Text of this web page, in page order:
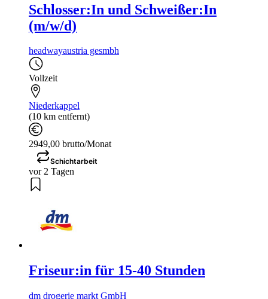
Schlosser:In und Schweißer:In
(m/w/d)
headwayaustria gesmbh
Vollzeit
Niederkappel
(10 km entfernt)
2949,00 brutto/Monat
Schichtarbeit
vor 2 Tagen
Friseur:in für 15-40 Stunden
dm drogerie markt GmbH